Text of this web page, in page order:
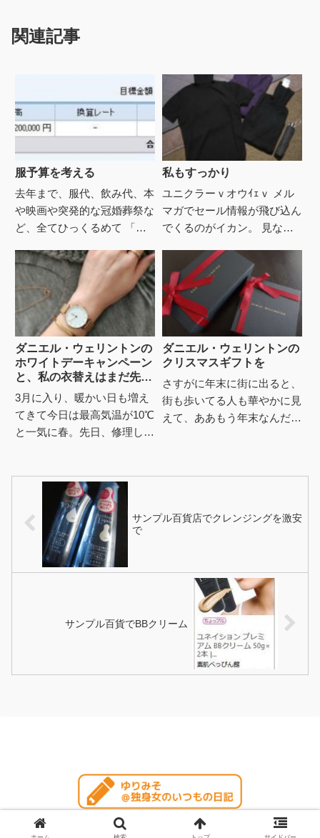
関連記事
服予算を考える
去年まで、服代、飲み代、本
や映画や突発的な冠婚葬祭な
ど、全てひっくるめて 「特
上していた。最初は「服代1
万円」「美容費3千円」など
個別...
私もすっかり
ユニクラーｖオウｲｪｖ メル
マガでセール情報が飛び込ん
でくるのがイカン。 見なけ
ったかもしれぬが 知らなけ
れば高い値段の時買うかもし
れ...
ダニエル・ウェリントンの
ホワイトデーキャンペーン
と、私の衣替えはまだ先で
すと
3月に入り、暖かい日も増え
てきて今日は最高気温が10℃
と一気に春。先日、修理した
うけっこうな軽装で、引きこ
ダニエル・ウェリントンの
クリスマスギフトを
さすがに年末に街に出ると、
街も歩いてる人も華やかに見
えて、ああもう年末なんだク
サンプル百貨店でクレンジングを激安
で
サンプル百貨でBBクリーム
© 2004 ゆりみそ＠独身女のいつもの日記.